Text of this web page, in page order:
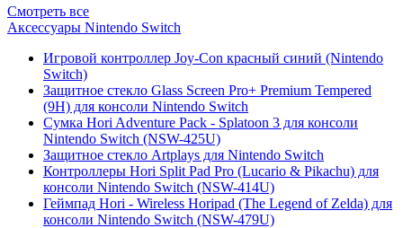
Смотреть все
Аксессуары Nintendo Switch
Игровой контроллер Joy-Con красный синий (Nintendo
Switch)
Защитное стекло Glass Screen Pro+ Premium Tempered
(9H) для консоли Nintendo Switch
Сумка Hori Adventure Pack - Splatoon 3 для консоли
Nintendo Switch (NSW-425U)
Защитное стекло Artplays для Nintendo Switch
Контроллеры Hori Split Pad Pro (Lucario & Pikachu) для
консоли Nintendo Switch (NSW-414U)
Геймпад Hori - Wireless Horipad (The Legend of Zelda) для
консоли Nintendo Switch (NSW-479U)